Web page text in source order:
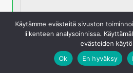
OnePlus 7T 128GB Sininen,
Halvin hinta 499 €. Vertailussa 17
Ominaisuudet: 128 GB, 6,55 ",
OnePlus 7T.
Käytämme evästeitä sivuston
liikenteen analysoinnissa.
evästeiden
Ok
En hyväksy